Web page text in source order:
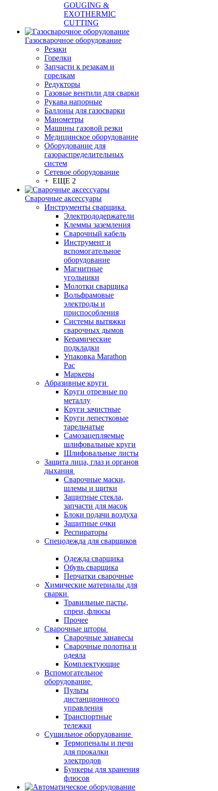
GOUGING &
EXOTHERMIC
CUTTING
Газосварочное оборудование
Резаки
Горелки
Запчасти к резакам и
горелкам
Редукторы
Газовые вентили для сварки
Рукава напорные
Баллоны для газосварки
Манометры
Машины газовой резки
Медицинское оборудование
Оборудование для
газораспределительных
систем
Сетевое оборудование
+ ЕЩЕ 2
Сварочные аксессуары
Инструменты сварщика
Электрододержатели
Клеммы заземления
Сварочный кабель
Инструмент и
вспомогательное
оборудование
Магнитные
угольники
Молотки сварщика
Вольфрамовые
электроды и
приспособления
Системы вытяжки
сварочных дымов
Керамические
подкладки
Упаковка Marathon
Pac
Маркеры
Абразивные круги
Круги отрезные по
металлу
Круги зачистные
Круги лепестковые
тарельчатые
Самозацепляемые
шлифовальные круги
Шлифовальные листы
Защита лица, глаз и органов
дыхания
Сварочные маски,
шлемы и щитки
Защитные стекла,
запчасти для масок
Блоки подачи воздуха
Защитные очки
Респираторы
Спецодежда для сварщиков
Одежда сварщика
Обувь сварщика
Перчатки сварочные
Химические материалы для
сварки
Травильные пасты,
спреи, флюсы
Прочее
Сварочные шторы
Сварочные занавесы
Сварочные полотна и
одеяла
Комплектующие
Вспомогательное
оборудование
Пульты
дистанционного
управления
Транспортные
тележки
Сушильное оборудование
Термопеналы и печи
для прокалки
электродов
Бункеры для хранения
флюсов